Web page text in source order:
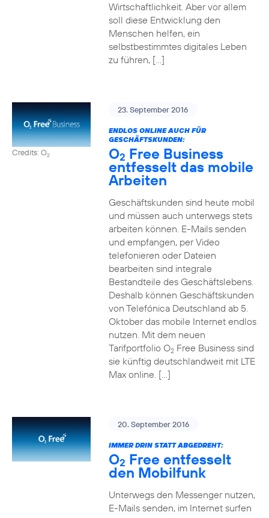
Wirtschaftlichkeit. Aber vor allem
soll diese Entwicklung den
Menschen helfen, ein
selbstbestimmtes digitales Leben
zu führen, […]
Credits: O2
23. September 2016
ENDLOS ONLINE AUCH FÜR
GESCHÄFTSKUNDEN:
O2 Free Business
entfesselt das mobile
Arbeiten
Geschäftskunden sind heute mobil
und müssen auch unterwegs stets
arbeiten können. E-Mails senden
und empfangen, per Video
telefonieren oder Dateien
bearbeiten sind integrale
Bestandteile des Geschäftslebens.
Deshalb können Geschäftskunden
von Telefónica Deutschland ab 5.
Oktober das mobile Internet endlos
nutzen. Mit dem neuen
Tarifportfolio O2Free Business sind
sie künftig deutschlandweit mit LTE
Max online. […]
20. September 2016
IMMER DRIN STATT ABGEDREHT:
O2 Free entfesselt
den Mobilfunk
Unterwegs den Messenger nutzen,
E-Mails senden, im Internet surfen